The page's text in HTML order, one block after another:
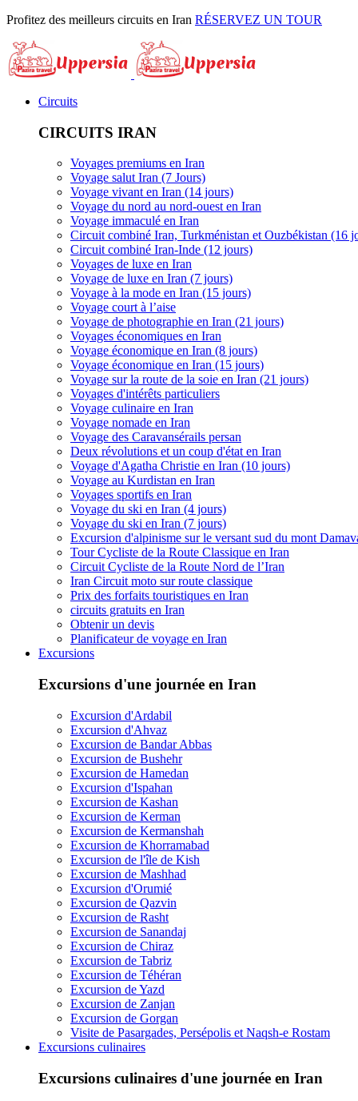
Profitez des meilleurs circuits en Iran RÉSERVEZ UN TOUR
Circuits
CIRCUITS IRAN
Voyages premiums en Iran
Voyage salut Iran (7 Jours)
Voyage vivant en Iran (14 jours)
Voyage du nord au nord-ouest en Iran
Voyage immaculé en Iran
Circuit combiné Iran, Turkménistan et Ouzbékistan (16
Circuit combiné Iran-Inde (12 jours)
Voyages de luxe en Iran
Voyage de luxe en Iran (7 jours)
Voyage à la mode en Iran (15 jours)
Voyage court à l’aise
Voyage de photographie en Iran (21 jours)
Voyages économiques en Iran
Voyage économique en Iran (8 jours)
Voyage économique en Iran (15 jours)
Voyage sur la route de la soie en Iran (21 jours)
Voyages d'intérêts particuliers
Voyage culinaire en Iran
Voyage nomade en Iran
Voyage des Caravansérails persan
Deux révolutions et un coup d'état en Iran
Voyage d'Agatha Christie en Iran (10 jours)
Voyage au Kurdistan en Iran
Voyages sportifs en Iran
Voyage du ski en Iran (4 jours)
Voyage du ski en Iran (7 jours)
Excursion d'alpinisme sur le versant sud du mont
Tour Cycliste de la Route Classique en Iran
Circuit Cycliste de la Route Nord de l’Iran
Iran Circuit moto sur route classique
Prix des forfaits touristiques en Iran
circuits gratuits en Iran
Obtenir un devis
Planificateur de voyage en Iran
Excursions
Excursions d'une journée en Iran
Excursion d'Ardabil
Excursion d'Ahvaz
Excursion de Bandar Abbas
Excursion de Bushehr
Excursion de Hamedan
Excursion d'Ispahan
Excursion de Kashan
Excursion de Kerman
Excursion de Kermanshah
Excursion de Khorramabad
Excursion de l'île de Kish
Excursion de Mashhad
Excursion d'Orumié
Excursion de Qazvin
Excursion de Rasht
Excursion de Sanandaj
Excursion de Chiraz
Excursion de Tabriz
Excursion de Téhéran
Excursion de Yazd
Excursion de Zanjan
Excursion de Gorgan
Visite de Pasargades, Persépolis et Naqsh-e Rostam
Excursions culinaires
Excursions culinaires d'une journée en Iran